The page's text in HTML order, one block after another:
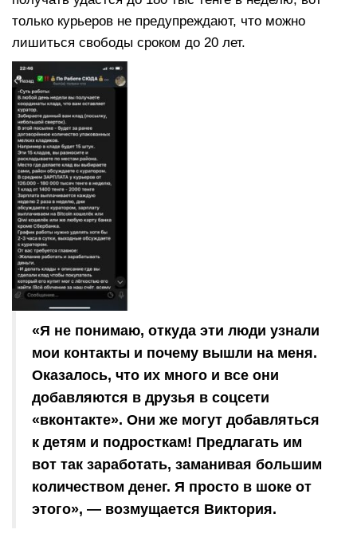
только курьеров не предупреждают, что можно
лишиться свободы сроком до 20 лет.
«Я не понимаю, откуда эти люди узнали
мои контакты и почему вышли на меня.
Оказалось, что их много и все они
добавляются в друзья в соцсети
«вконтакте». Они же могут добавляться
к детям и подросткам! Предлагать им
вот так заработать, заманивая большим
количеством денег. Я просто в шоке от
этого», — возмущается Виктория.